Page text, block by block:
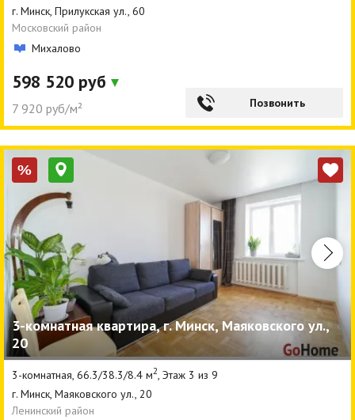
г. Минск, Прилукская ул., 60
Московский район
Михалово
598 520 руб
7 920 руб/м² Позвонить
%
3-комнатная квартира, г. Минск, Маяковского ул.,
20
3-комнатная, 66.3/38.3/8.4 м2, Этаж 3 из 9
г. Минск, Маяковского ул., 20
Ленинский район